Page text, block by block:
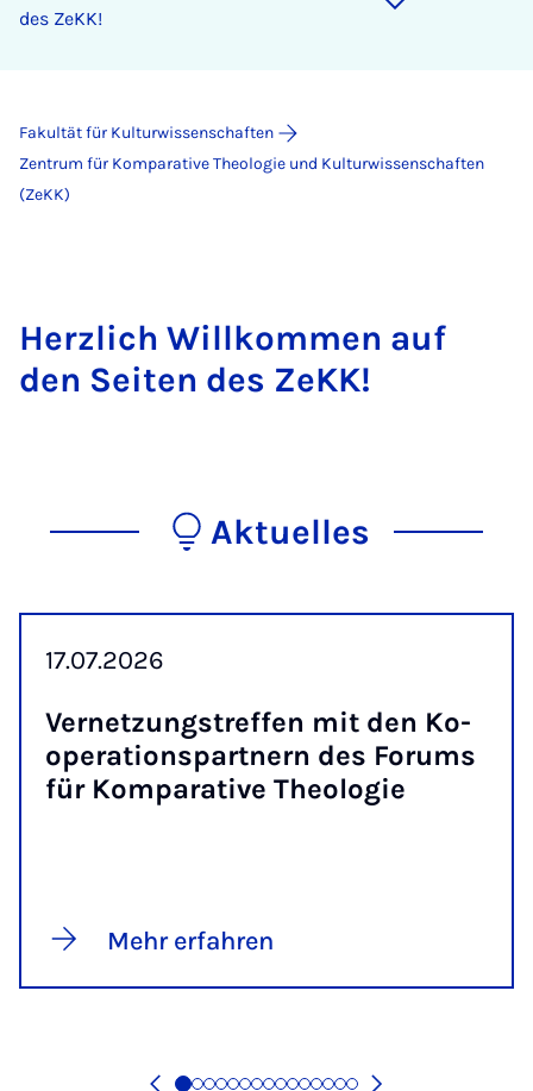
des ZeKK!
Fakultät für Kulturwissenschaften
Zentrum für Komparative Theologie und Kulturwissenschaften
(ZeKK)
Herzlich Willkommen auf
den Seiten des ZeKK!
Aktuelles
17.07.2026
Ver­net­zungs­tref­fen mit den Ko­
ope­ra­ti­ons­part­nern des Fo­rums
für Kom­pa­ra­ti­ve Theo­lo­gie
Mehr erfahren